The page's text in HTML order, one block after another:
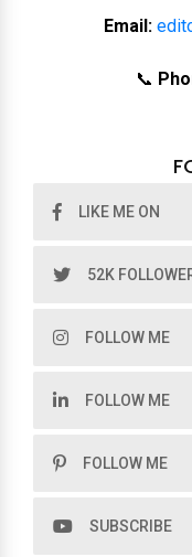
Email:
📞
LIKE ME ON
52K
FOLLOW ME
FOLLOW ME
FOLLOW ME
SUBSCRIBE